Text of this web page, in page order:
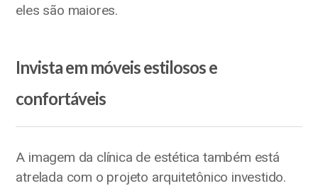
eles são maiores.
Invista em móveis estilosos e
confortáveis
A imagem da clínica de estética também está
atrelada com o projeto arquitetônico investido.